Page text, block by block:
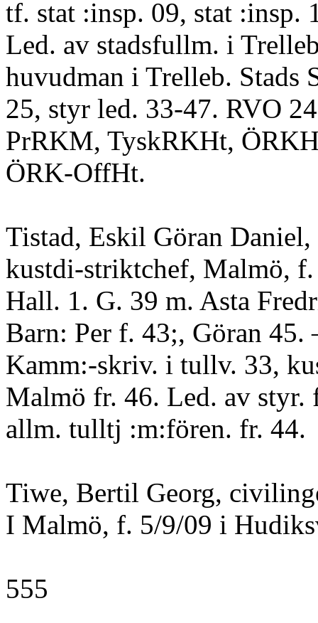
tf. stat :insp. 09, stat :insp.
Led. av stadsfullm. i
huvudman i Trelleb. Stads
25, styr led. 33-47. RVO
PrRKM, TyskRKHt,
ÖRK-OffHt.
Tistad, Eskil Göran Daniel,
kustdi-striktchef, Malmö,
Hall. 1. G. 39 m. Asta
Barn: Per f. 43;, Göran
Kamm:-skriv. i tullv. 33,
Malmö fr. 46. Led. av styr.
allm. tulltj :m:fören. fr. 44.
Tiwe, Bertil Georg,
I Malmö, f. 5/9/09 i
555